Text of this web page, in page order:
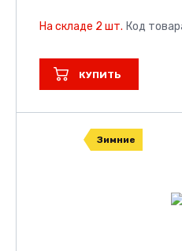
На складе 2 шт. Код
КУПИТЬ
Зимние